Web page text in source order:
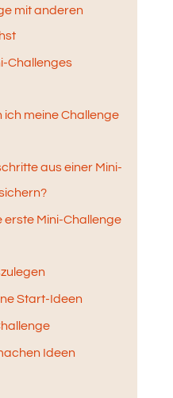
mit anderen
Challenges
ich meine Challenge
aus einer Mini-
erste Mini-Challenge
Start-Ideen
Ideen